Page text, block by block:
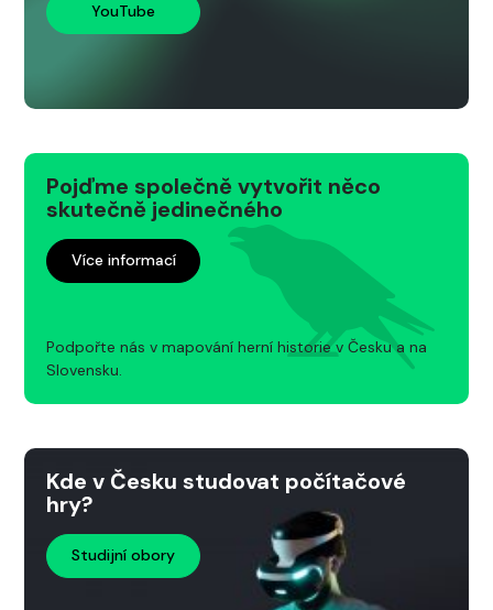
YouTube
Pojďme společně vytvořit něco
skutečně jedinečného
Více informací
Podpořte nás v mapování herní historie v Česku a na
Slovensku.
Kde v Česku studovat počítačové
hry?
Studijní obory